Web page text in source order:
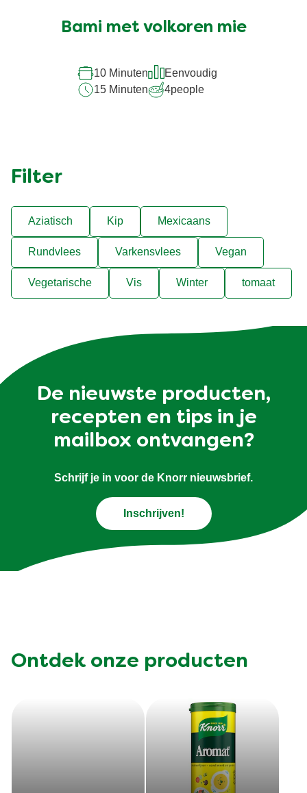
Bami met volkoren mie
10 Minuten
Eenvoudig
15 Minuten
4people
Filter
Aziatisch Kip Mexicaans
Rundvlees Varkensvlees Vegan
Vegetarische Vis Winter tomaat
De nieuwste producten,
recepten en tips in je
mailbox ontvangen?
Schrijf je in voor de Knorr nieuwsbrief.
Inschrijven!
Ontdek onze producten